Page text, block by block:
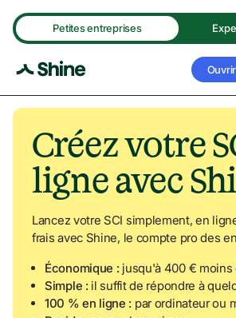
Petites entreprises
Créez votre
ligne avec
Lancez votre SCI simplement, en
frais avec Shine, le compte pro des
Économique : jusqu'à 400 € moins
Simple : il suffit de répondre à
100 % en ligne : par ordinateur ou
Navigated to Créez votre SCI en ligne